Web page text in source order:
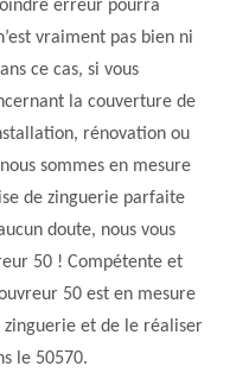
erreur pourra
vraiment pas bien ni
ce cas, si vous
la couverture de
rénovation ou
sommes en mesure
de zinguerie parfaite
doute, nous vous
50 ! Compétente et
50 est en mesure
et de le réaliser
le 50570.